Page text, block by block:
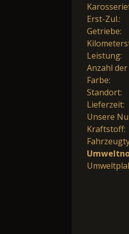
Erst-Zul.:
Getriebe:
Leistung:
Anzahl
Farbe:
Standort:
Lieferzeit:
Unsere
Kraftstoff: